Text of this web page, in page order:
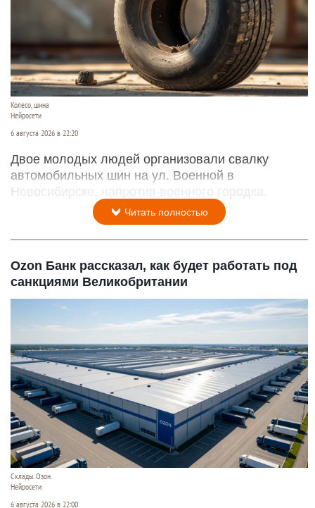
Колесо, шина
Нейросети
6 августа 2026 в 22:20
Двое молодых людей организовали свалку
автомобильных шин на ул. Военной в
Новосибирске, напротив военного городка.
Читать полностью
Ozon Банк рассказал, как будет работать под
санкциями Великобритании
Склады. Озон.
Нейросети
6 августа 2026 в 22:00